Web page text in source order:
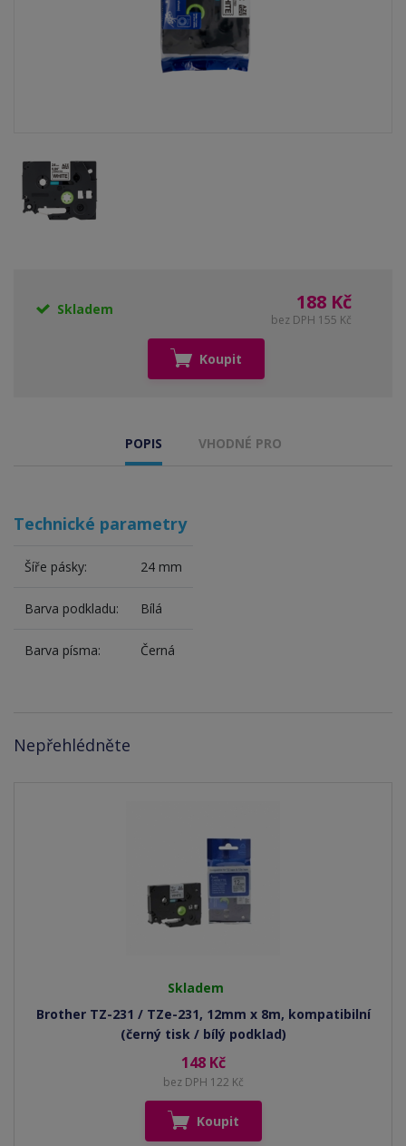
Skladem 188 Kč
bez DPH 155 Kč
Koupit
POPIS VHODNÉ PRO
Technické parametry
Šíře pásky: 24 mm
Barva podkladu: Bílá
Barva písma: Černá
Nepřehlédněte
Skladem
Brother TZ-231 / TZe-231, 12mm x 8m, kompatibilní
(černý tisk / bílý podklad)
148 Kč
bez DPH 122 Kč
Koupit